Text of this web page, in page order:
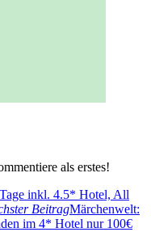
als erstes!
inkl. 4.5* Hotel, All
BeitragMärchenwelt:
im 4* Hotel nur 100€